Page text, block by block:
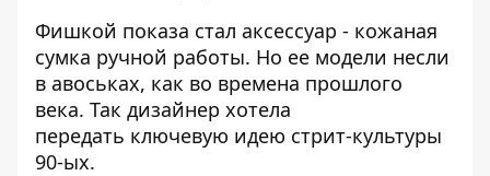
Фишкой показа стал аксессуар - кожаная
сумка ручной работы. Но ее модели несли
в авоськах, как во времена прошлого
века. Так дизайнер хотела
передать ключевую идею стрит-культуры
90-ых.